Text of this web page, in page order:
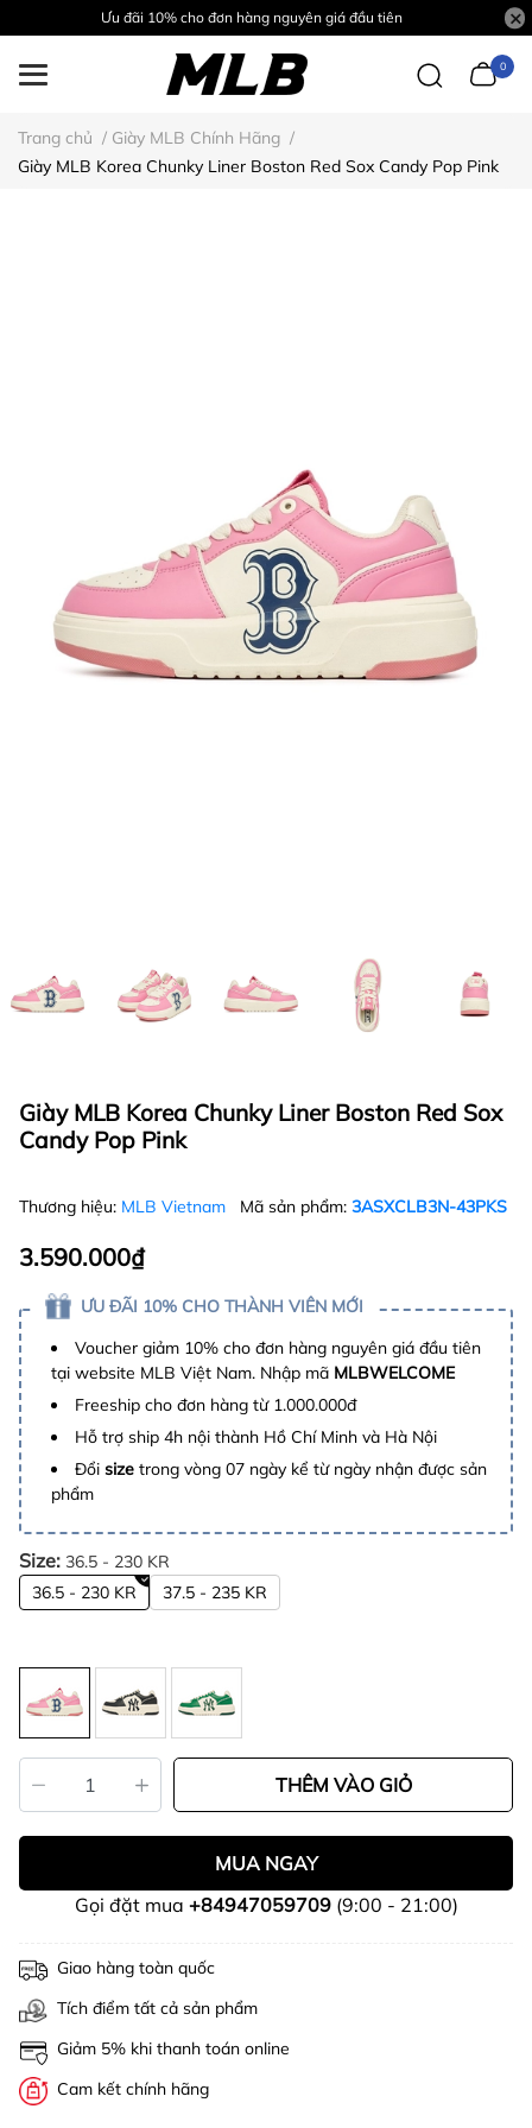
Ưu đãi 10% cho đơn hàng nguyên giá đầu tiên
0
Trang chủ / Giày MLB Chính Hãng /
Giày MLB Korea Chunky Liner Boston Red Sox Candy Pop Pink
Giày MLB Korea Chunky Liner Boston Red Sox
Candy Pop Pink
Thương hiệu: MLB Vietnam Mã sản phẩm: 3ASXCLB3N-43PKS
3.590.000₫
ƯU ĐÃI 10% CHO THÀNH VIÊN MỚI
Voucher giảm 10% cho đơn hàng nguyên giá đầu tiên
tại website MLB Việt Nam. Nhập mã MLBWELCOME
Freeship cho đơn hàng từ 1.000.000đ
Hỗ trợ ship 4h nội thành Hồ Chí Minh và Hà Nội
Đổi size trong vòng 07 ngày kể từ ngày nhận được sản
phẩm
Size: 36.5 - 230 KR
36.5 - 230 KR
37.5 - 235 KR
THÊM VÀO GIỎ
MUA NGAY
Gọi đặt mua +84947059709(9:00 - 21:00)
Giao hàng toàn quốc
Tích điểm tất cả sản phẩm
Giảm 5% khi thanh toán online
Cam kết chính hãng